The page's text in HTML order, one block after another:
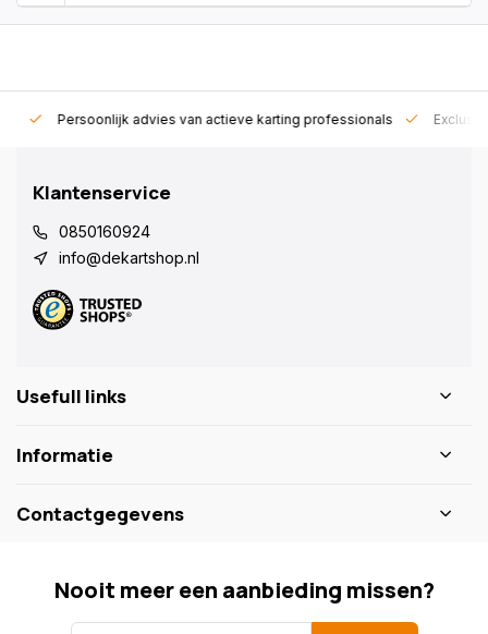
Persoonlijk advies van actieve karting professionals
Klantenservice
0850160924
info@dekartshop.nl
Usefull links
Informatie
Contactgegevens
Nooit meer een aanbieding missen?